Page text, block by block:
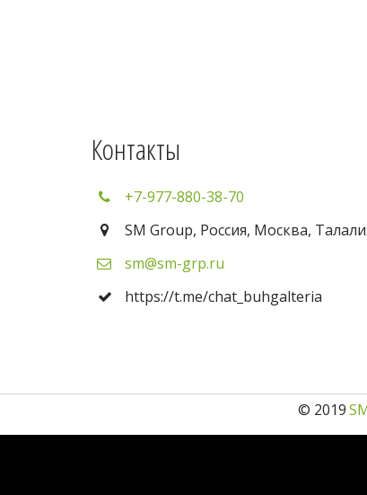
Контакты
+7-977-880-38-70
SM Group, Россия, Москва,
sm@sm-grp.ru
https://t.me/chat_buhgalteria
© 2019